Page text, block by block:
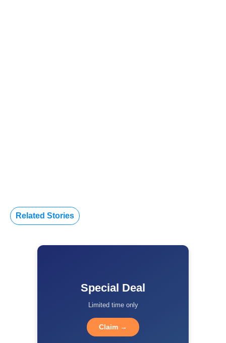
Related Stories
Special Deal
Limited time only
Claim →